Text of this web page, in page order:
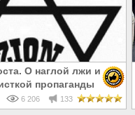
О наглой лжи и
пропаганды
6 206 133